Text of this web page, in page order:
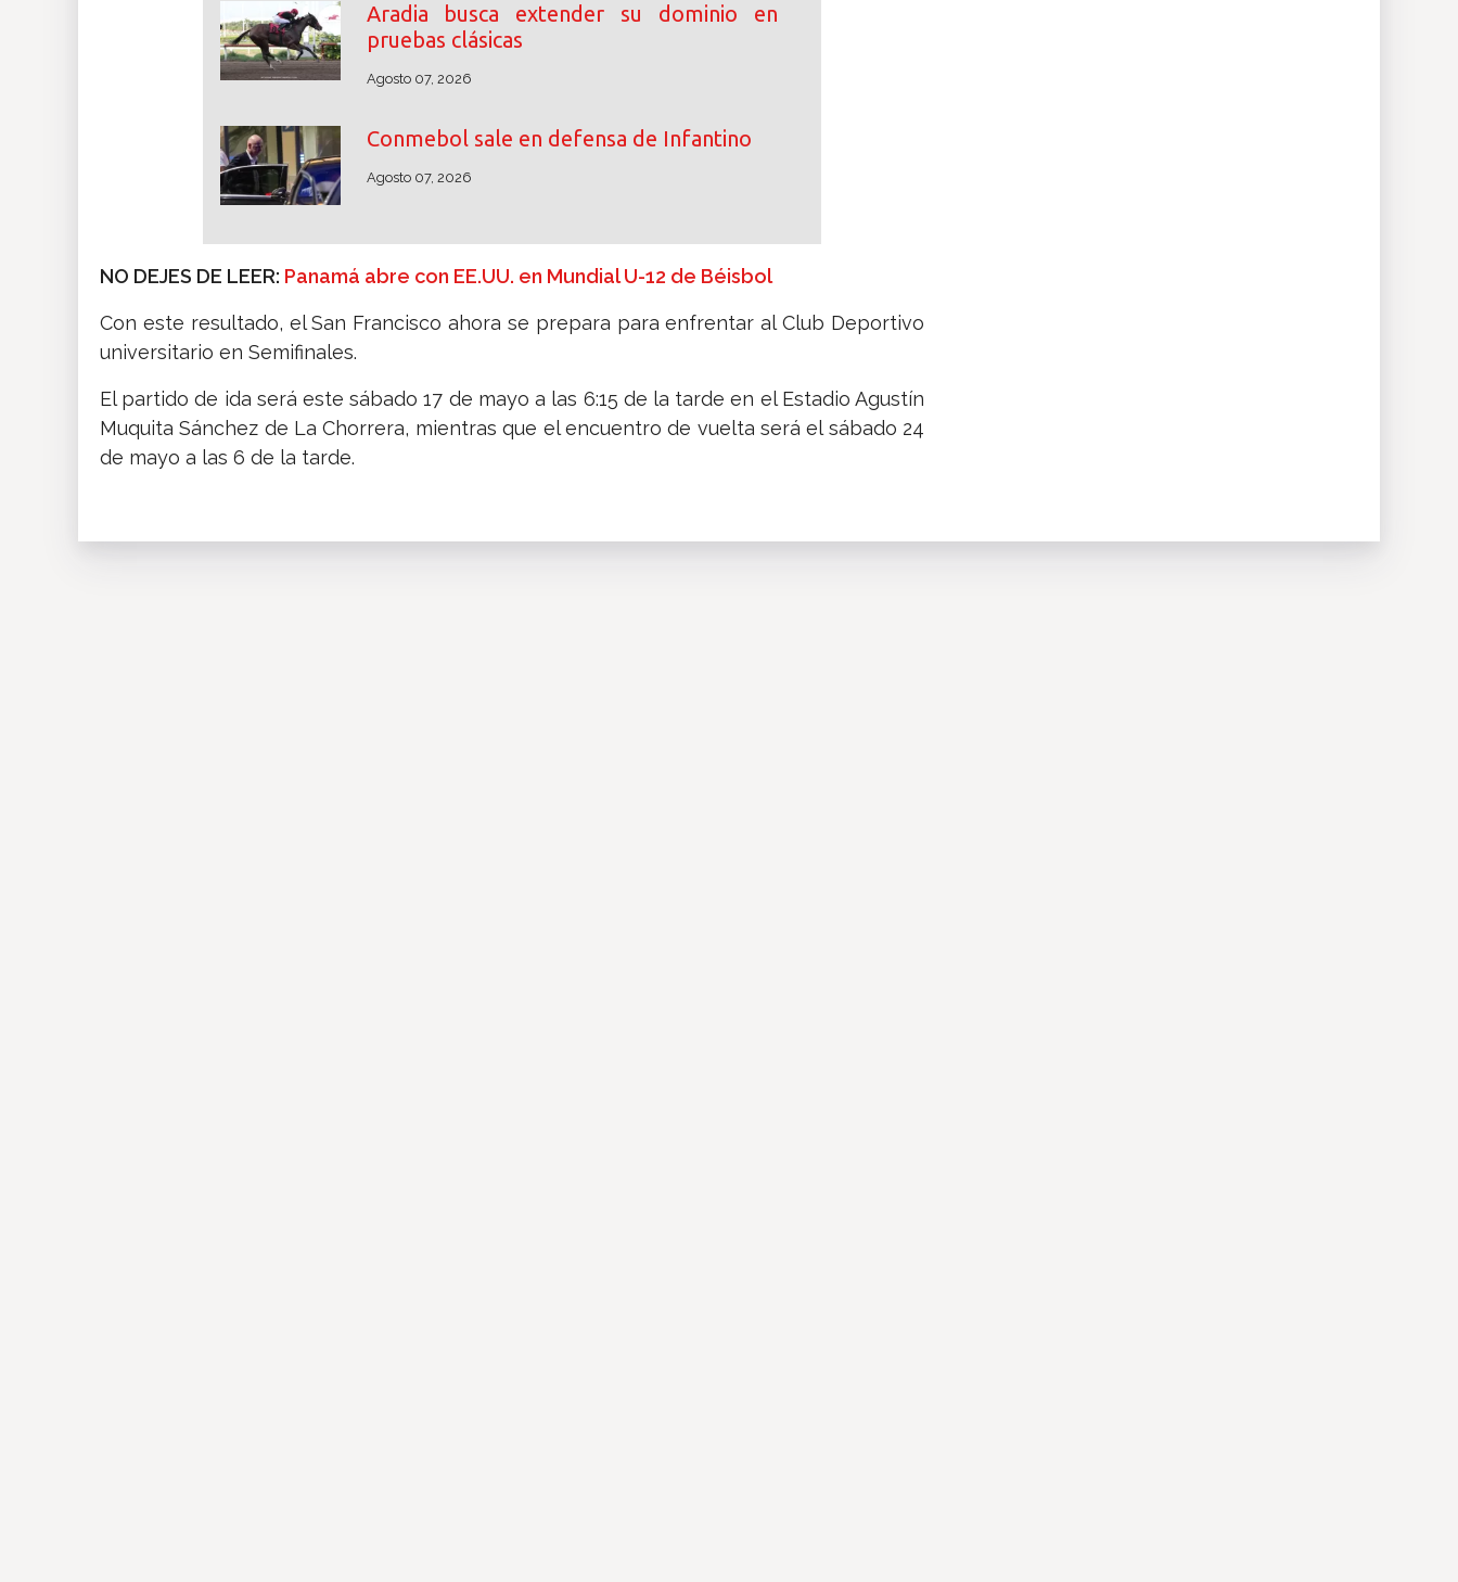
Aradia busca extender su dominio en
pruebas clásicas
Agosto 07, 2026
Conmebol sale en defensa de Infantino
Agosto 07, 2026
NO DEJES DE LEER: Panamá abre con EE.UU. en Mundial U-12 de Béisbol
Con este resultado, el San Francisco ahora se prepara para enfrentar al Club Deportivo
universitario en Semifinales.
El partido de ida será este sábado 17 de mayo a las 6:15 de la tarde en el Estadio Agustín
Muquita Sánchez de La Chorrera, mientras que el encuentro de vuelta será el sábado 24
de mayo a las 6 de la tarde.